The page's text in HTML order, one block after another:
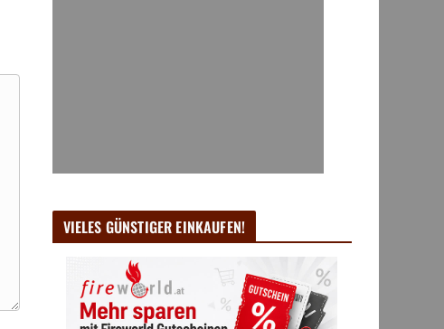
VIELES GÜNSTIGER EINKAUFEN!